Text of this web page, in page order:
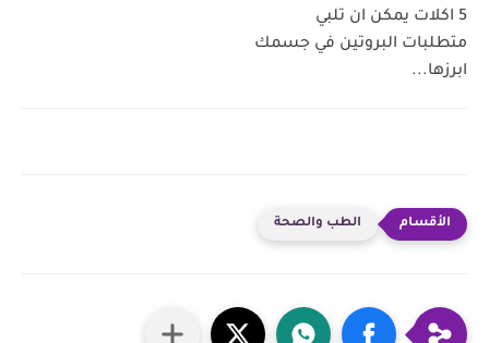
5 اكلات يمكن ان تلبي
متطلبات البروتين في جسمك
ابرزها...
الطب والصحة